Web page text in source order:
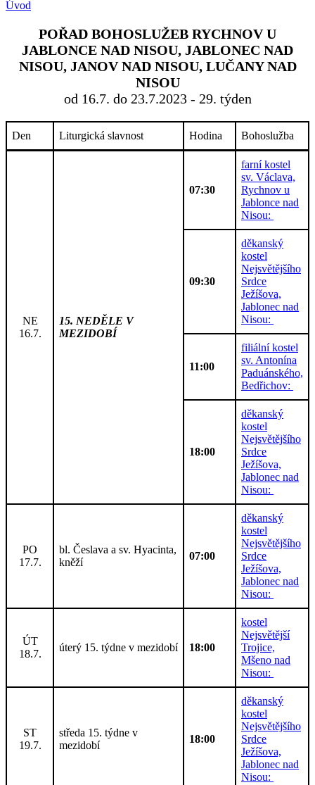
Úvod
POŘAD BOHOSLUŽEB RYCHNOV U
JABLONCE NAD NISOU, JABLONEC NAD
NISOU, JANOV NAD NISOU, LUČANY NAD
NISOU
od 16.7. do 23.7.2023 - 29. týden
Den Liturgická slavnost Hodina Bohoslužba
NE
16.7.
15. NEDĚLE V
MEZIDOBÍ
07:30
farní kostel
sv. Václava,
Rychnov u
Jablonce nad
Nisou:
09:30
děkanský
kostel
Nejsvětějšího
Srdce
Ježíšova,
Jablonec nad
Nisou:
11:00
filiální kostel
sv. Antonína
Paduánského,
Bedřichov:
18:00
děkanský
kostel
Nejsvětějšího
Srdce
Ježíšova,
Jablonec nad
Nisou:
PO
17.7.
bl. Česlava a sv. Hyacinta,
kněží
07:00
děkanský
kostel
Nejsvětějšího
Srdce
Ježíšova,
Jablonec nad
Nisou:
ÚT
18.7.
úterý 15. týdne v mezidobí 18:00
kostel
Nejsvětější
Trojice,
Mšeno nad
Nisou:
ST
19.7.
středa 15. týdne v
mezidobí
18:00
děkanský
kostel
Nejsvětějšího
Srdce
Ježíšova,
Jablonec nad
Nisou: